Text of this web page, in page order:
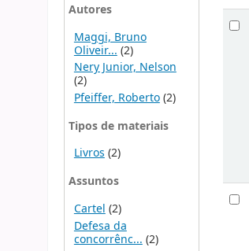
Autores
Maggi, Bruno
Oliveir... (2)
Nery Junior, Nelson
(2)
Pfeiffer, Roberto(2)
Tipos de materiais
Livros(2)
Assuntos
Cartel (2)
Defesa da
concorrênc... (2)